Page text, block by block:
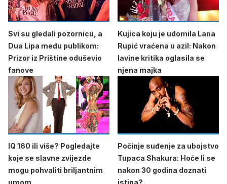
Svi su gledali pozornicu, a
Dua Lipa među publikom:
Prizor iz Prištine oduševio
fanove
Kujica koju je udomila Lana
Rupić vraćena u azil: Nakon
lavine kritika oglasila se
njena majka
IQ 160 ili više? Pogledajte
koje se slavne zvijezde
mogu pohvaliti briljantnim
umom
Počinje suđenje za ubojstvo
Tupaca Shakura: Hoće li se
nakon 30 godina doznati
istina?